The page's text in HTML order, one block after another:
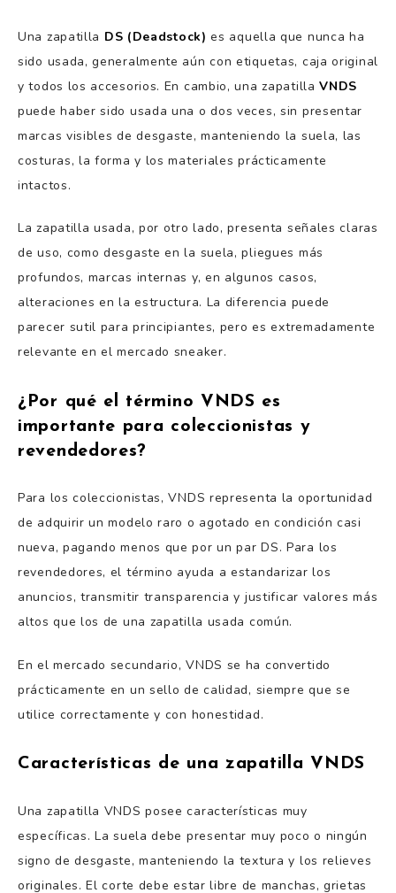
Una zapatilla DS (Deadstock) es aquella que nunca ha
sido usada, generalmente aún con etiquetas, caja original
y todos los accesorios. En cambio, una zapatillaVNDS
puede haber sido usada una o dos veces, sin presentar
marcas visibles de desgaste, manteniendo la suela, las
costuras, la forma y los materiales prácticamente
intactos.
La zapatilla usada, por otro lado, presenta señales claras
de uso, como desgaste en la suela, pliegues más
profundos, marcas internas y, en algunos casos,
alteraciones en la estructura. La diferencia puede
parecer sutil para principiantes, pero es extremadamente
relevante en el mercado sneaker.
¿Por qué el término VNDS es
importante para coleccionistas y
revendedores?
Para los coleccionistas, VNDS representa la oportunidad
de adquirir un modelo raro o agotado en condición casi
nueva, pagando menos que por un par DS. Para los
revendedores, el término ayuda a estandarizar los
anuncios, transmitir transparencia y justificar valores más
altos que los de una zapatilla usada común.
En el mercado secundario, VNDS se ha convertido
prácticamente en un sello de calidad, siempre que se
utilice correctamente y con honestidad.
Características de una zapatilla VNDS
Una zapatilla VNDS posee características muy
específicas. La suela debe presentar muy poco o ningún
signo de desgaste, manteniendo la textura y los relieves
originales. El corte debe estar libre de manchas, grietas